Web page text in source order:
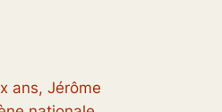
ans, Jérôme